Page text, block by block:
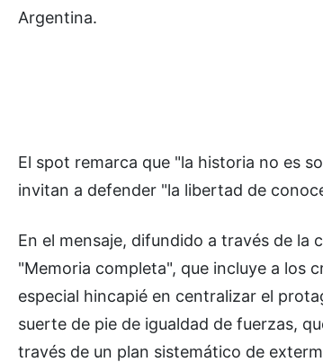
Argentina.
El spot remarca que "la historia no es
invitan a defender "la libertad de
En el mensaje, difundido a través de la
"Memoria completa", que incluye a los
especial hincapié en centralizar el
suerte de pie de igualdad de fuerzas,
través de un plan sistemático de